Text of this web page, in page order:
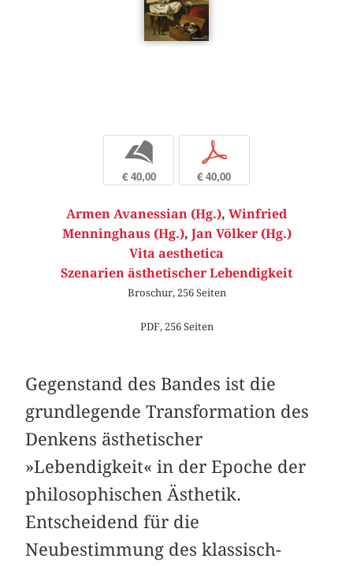
b
€ 40,00
p
€ 40,00
Armen Avanessian (Hg.), Winfried
Menninghaus (Hg.), Jan Völker (Hg.)
Vita aesthetica
Szenarien ästhetischer Lebendigkeit
Broschur, 256 Seiten
PDF, 256 Seiten
Gegenstand des Bandes ist die
grundlegende Transformation des
Denkens ästhetischer
»Lebendigkeit« in der Epoche der
philosophischen Ästhetik.
Entscheidend für die
Neubestimmung des klassisch-